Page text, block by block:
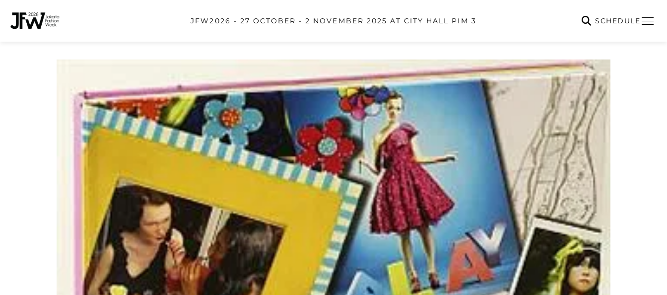
JFW2026 - 27 OCTOBER - 2 NOVEMBER 2025 AT CITY HALL PIM 3 SCHEDULE